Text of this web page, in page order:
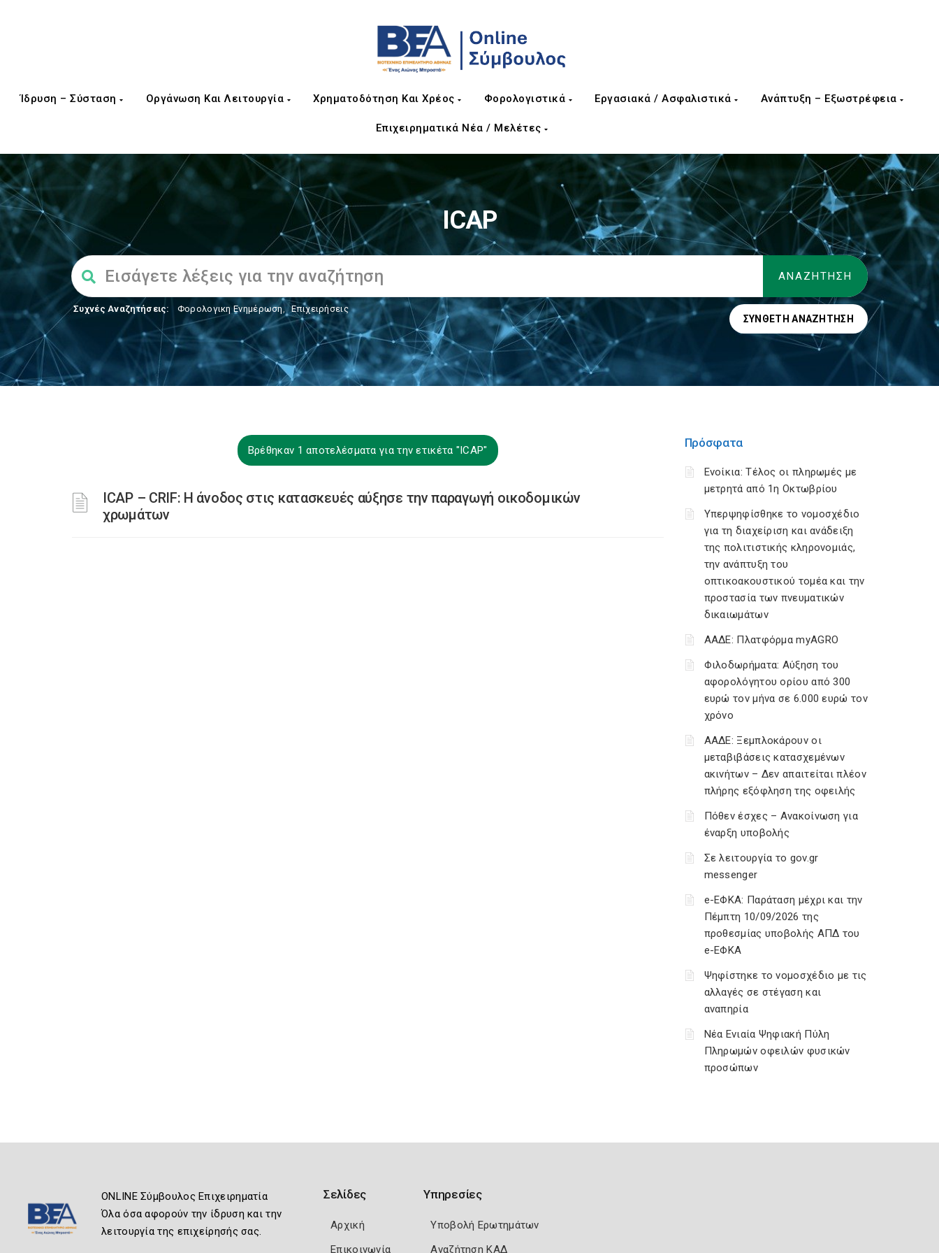
Ίδρυση – Σύσταση Οργάνωση Και Λειτουργία Χρηματοδότηση Και Χρέος Φορολογιστικά Εργασιακά / Ασφαλιστικά Ανάπτυξη – Εξωστρέφεια
Επιχειρηματικά Νέα / Μελέτες
ICAP
Συχνές Αναζητήσεις: Φορολογικη Ενημέρωση, Επιχειρήσεις
ΣΎΝΘΕΤΗ ΑΝΑΖΉΤΗΣΗ
Βρέθηκαν 1 αποτελέσματα για την ετικέτα "ICAP"
ICAP – CRIF: Η άνοδος στις κατασκευές αύξησε την παραγωγή οικοδομικών
χρωμάτων
Πρόσφατα
Ενοίκια: Τέλος οι πληρωμές με
μετρητά από 1η Οκτωβρίου
Υπερψηφίσθηκε το νομοσχέδιο
για τη διαχείριση και ανάδειξη
της πολιτιστικής κληρονομιάς,
την ανάπτυξη του
οπτικοακουστικού τομέα και την
προστασία των πνευματικών
δικαιωμάτων
ΑΑΔΕ: Πλατφόρμα myAGRO
Φιλοδωρήματα: Αύξηση του
αφορολόγητου ορίου από 300
ευρώ τον μήνα σε 6.000 ευρώ τον
χρόνο
ΑΑΔΕ: Ξεμπλοκάρουν οι
μεταβιβάσεις κατασχεμένων
ακινήτων – Δεν απαιτείται πλέον
πλήρης εξόφληση της οφειλής
Πόθεν έσχες – Ανακοίνωση για
έναρξη υποβολής
Σε λειτουργία το gov.gr
messenger
e-ΕΦΚΑ: Παράταση μέχρι και την
Πέμπτη 10/09/2026 της
προθεσμίας υποβολής ΑΠΔ του
e-ΕΦΚΑ
Ψηφίστηκε το νομοσχέδιο με τις
αλλαγές σε στέγαση και
αναπηρία
Νέα Ενιαία Ψηφιακή Πύλη
Πληρωμών οφειλών φυσικών
προσώπων
ONLINE Σύμβουλος Επιχειρηματία
Όλα όσα αφορούν την ίδρυση και την
λειτουργία της επιχείρησής σας.
Σελίδες
Αρχική
Επικοινωνία
Υπηρεσίες
Υποβολή Ερωτημάτων
Αναζήτηση ΚΑΔ